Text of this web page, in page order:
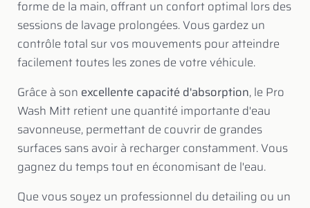
forme de la main, offrant un confort optimal lors des
sessions de lavage prolongées. Vous gardez un
contrôle total sur vos mouvements pour atteindre
facilement toutes les zones de votre véhicule.
Grâce à son excellente capacité d'absorption, le Pro
Wash Mitt retient une quantité importante d'eau
savonneuse, permettant de couvrir de grandes
surfaces sans avoir à recharger constamment. Vous
gagnez du temps tout en économisant de l'eau.
Que vous soyez un professionnel du detailing ou un